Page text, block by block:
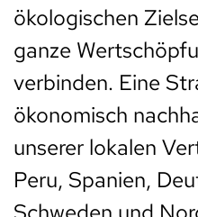
ökologischen
ganze
verbinden. Eine
ökonomisch
unserer lokalen
Peru, Spanien,